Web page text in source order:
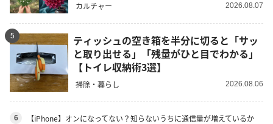
カルチャー 2026.08.07
5
ティッシュの空き箱を半分に切ると「サッ
と取り出せる」「残量がひと目でわかる」
【トイレ収納術3選】
掃除・暮らし 2026.08.06
6
【iPhone】オンになってない？知らないうちに通信量が増えているか